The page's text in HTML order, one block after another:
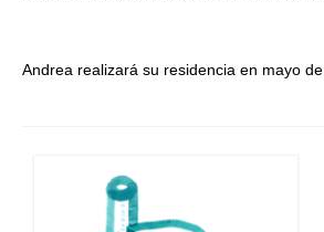
Andrea realizará su residencia en mayo de